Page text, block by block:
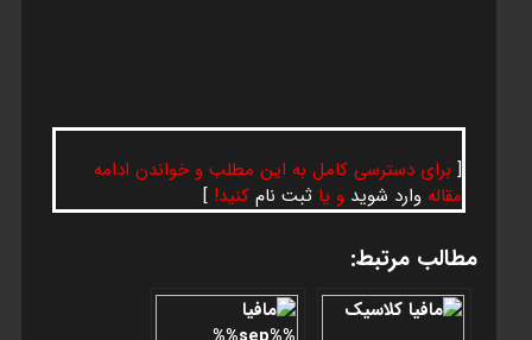
[ برای دسترسی کامل به این مطلب و خواندن ادامه
مقالهوارد شوید و یاثبت نام کنید!]
مطالب مرتبط: